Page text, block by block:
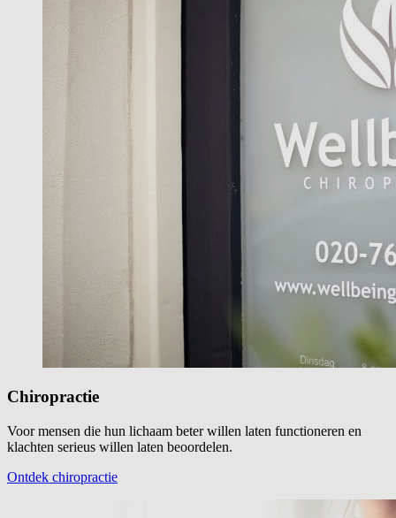
Chiropractie
Voor mensen die hun lichaam beter willen laten functioneren en
klachten serieus willen laten beoordelen.
Ontdek chiropractie